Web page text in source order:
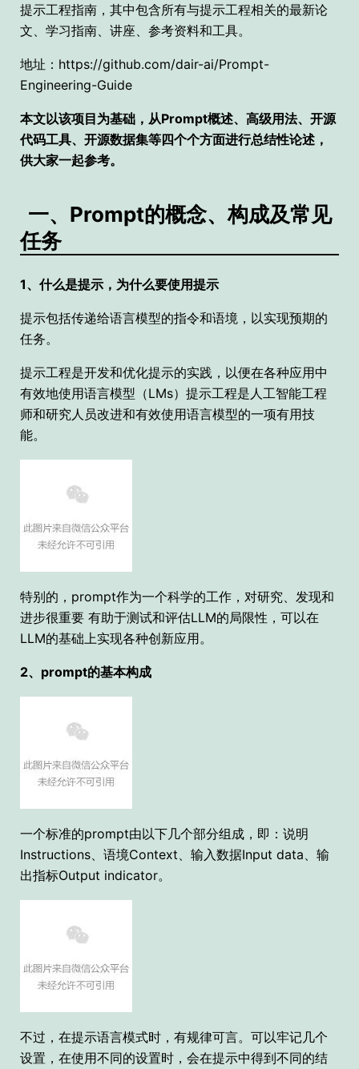
提示工程指南，其中包含所有与提示工程相关的最新论
文、学习指南、讲座、参考资料和工具。
地址：https://github.com/dair-ai/Prompt-
Engineering-Guide
本文以该项目为基础，从Prompt概述、高级用法、开源
代码工具、开源数据集等四个个方面进行总结性论述，
供大家一起参考。
一、Prompt的概念、构成及常见
任务
1、什么是提示，为什么要使用提示
提示包括传递给语言模型的指令和语境，以实现预期的
任务。
提示工程是开发和优化提示的实践，以便在各种应用中
有效地使用语言模型（LMs）提示工程是人工智能工程
师和研究人员改进和有效使用语言模型的一项有用技
能。
特别的，prompt作为一个科学的工作，对研究、发现和
进步很重要 有助于测试和评估LLM的局限性，可以在
LLM的基础上实现各种创新应用。
2、prompt的基本构成
一个标准的prompt由以下几个部分组成，即：说明
Instructions、语境Context、输入数据Input data、输
出指标Output indicator。
不过，在提示语言模式时，有规律可言。可以牢记几个
设置，在使用不同的设置时，会在提示中得到不同的结